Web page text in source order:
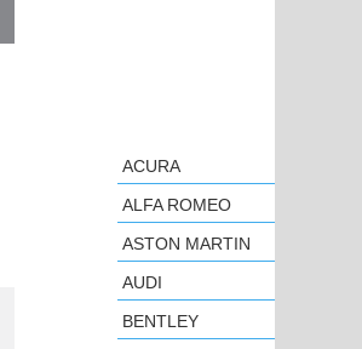
ACURA
ALFA ROMEO
ASTON MARTIN
AUDI
BENTLEY